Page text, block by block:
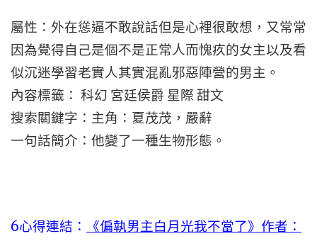
屬性：外在慫逼不敢說話但是心裡很敢想，又常常
因為覺得自己是個不是正常人而愧疚的女主以及看
似沉迷學習老實人其實混亂邪惡陣營的男主。
內容標籤： 科幻 宮廷侯爵 星際 甜文
搜索關鍵字：主角：夏茂茂，嚴辭
一句話簡介：他變了一種生物形態。
6心得連結：
《偏執男主白月光我不當了》作者：